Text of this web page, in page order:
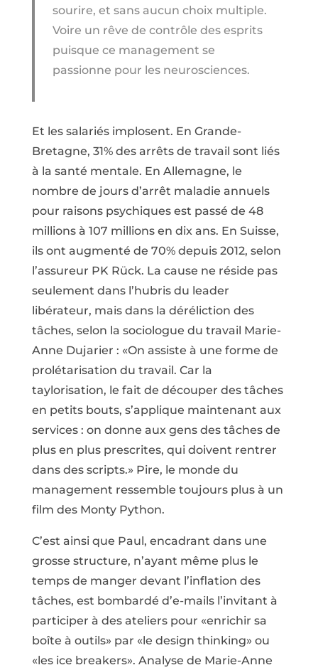
sourire, et sans aucun choix multiple.
Voire un rêve de contrôle des esprits
puisque ce management se
passionne pour les neurosciences.
Et les salariés implosent. En Grande-
Bretagne, 31% des arrêts de travail sont liés
à la santé mentale. En Allemagne, le
nombre de jours d’arrêt maladie annuels
pour raisons psychiques est passé de 48
millions à 107 millions en dix ans. En Suisse,
ils ont augmenté de 70% depuis 2012, selon
l’assureur PK Rück. La cause ne réside pas
seulement dans l’hubris du leader
libérateur, mais dans la déréliction des
tâches, selon la sociologue du travail Marie-
Anne Dujarier : «On assiste à une forme de
prolétarisation du travail. Car la
taylorisation, le fait de découper des tâches
en petits bouts, s’applique maintenant aux
services : on donne aux gens des tâches de
plus en plus prescrites, qui doivent rentrer
dans des scripts.» Pire, le monde du
management ressemble toujours plus à un
film des Monty Python.
C’est ainsi que Paul, encadrant dans une
grosse structure, n’ayant même plus le
temps de manger devant l’inflation des
tâches, est bombardé d’e-mails l’invitant à
participer à des ateliers pour «enrichir sa
boîte à outils» par «le design thinking» ou
«les ice breakers». Analyse de Marie-Anne